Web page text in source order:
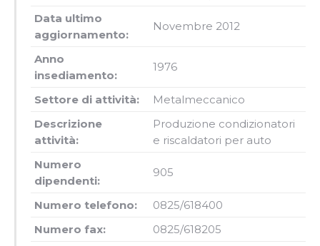
Data ultimo
aggiornamento:
Novembre 2012
Anno
insediamento:
1976
Settore di attività:
Metalmeccanico
Descrizione
attività:
Produzione condizionatori
e riscaldatori per auto
Numero
dipendenti:
905
Numero telefono:
0825/618400
Numero fax:
0825/618205